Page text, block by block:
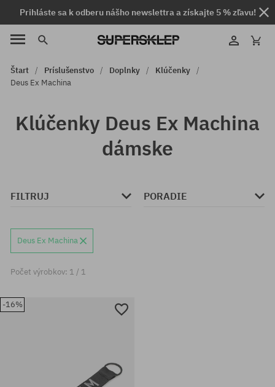
Prihláste sa k odberu nášho newslettra a získajte 5 % zľavu!
Štart Príslušenstvo Doplnky
Klúčenky
Deus Ex Machina
Klúčenky Deus Ex Machina
dámske
FILTRUJ PORADIE
Deus Ex Machina
Počet výrobkov: 1 / 1
-16%